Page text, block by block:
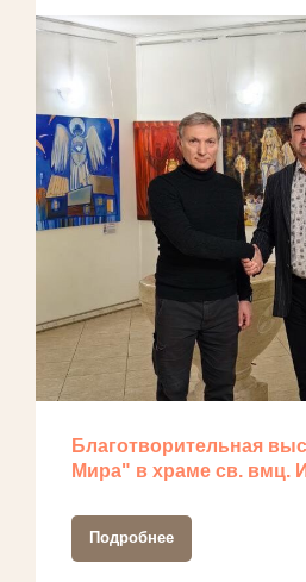
Благотворительная
Мира" в храме св. вмц.
Подробнее